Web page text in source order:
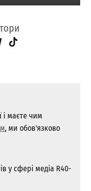
TikTok
і маєте чим
, ми обов'язково
у сфері медіа R40-